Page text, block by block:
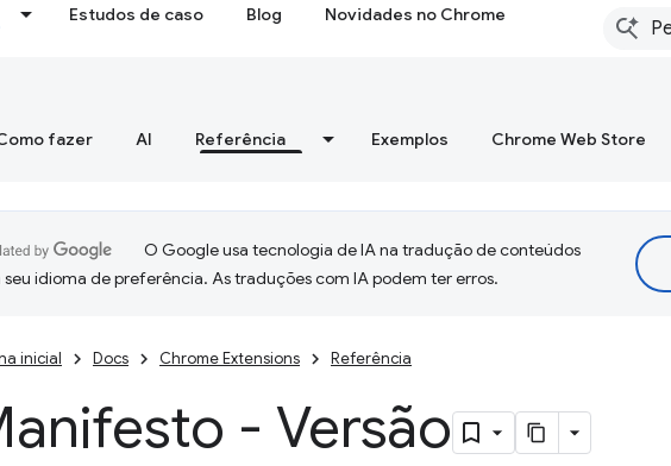
Estudos de caso Blog Novidades no Chrome
fazer AI Referência Exemplos Chrome Web Store
O Google usa tecnologia de IA na tradução de conteúdos
seu idioma de preferência. As traduções com IA podem ter erros.
inicial Docs Chrome Extensions Referência
- Versão